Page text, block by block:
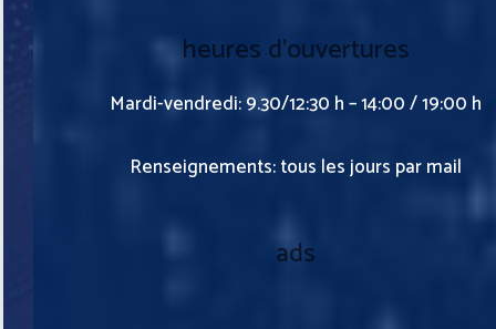
heures d’ouvertures
Mardi-vendredi: 9.30/12:30 h – 14:00 / 19:00 h
Renseignements: tous les jours par mail
ads